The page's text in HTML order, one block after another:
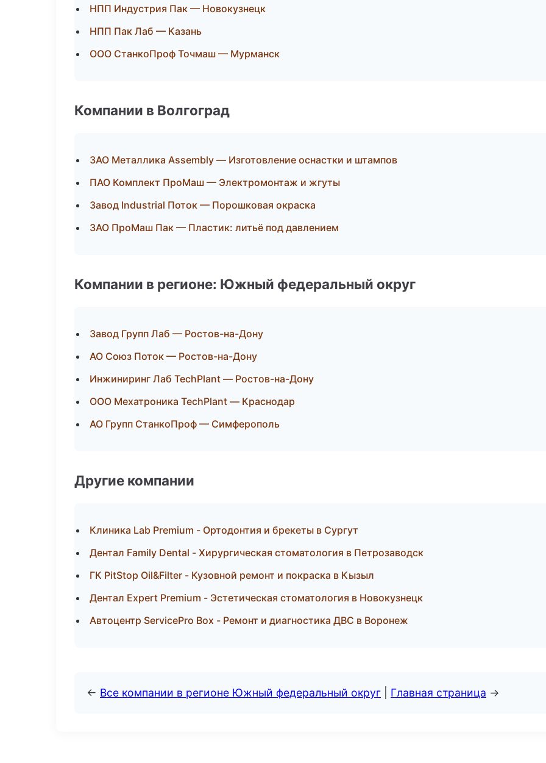
НПП Индустрия Пак — Новокузнецк
НПП Пак Лаб — Казань
ООО СтанкоПроф Точмаш — Мурманск
Компании в Волгоград
ЗАО Металлика Assembly — Изготовление оснастки и штампов
ПАО Комплект ПроМаш — Электромонтаж и жгуты
Завод Industrial Поток — Порошковая окраска
ЗАО ПроМаш Пак — Пластик: литьё под давлением
Компании в регионе: Южный федеральный округ
Завод Групп Лаб — Ростов-на-Дону
АО Союз Поток — Ростов-на-Дону
Инжиниринг Лаб TechPlant — Ростов-на-Дону
ООО Мехатроника TechPlant — Краснодар
АО Групп СтанкоПроф — Симферополь
Другие компании
Клиника Lab Premium - Ортодонтия и брекеты в Сургут
Дентал Family Dental - Хирургическая стоматология в Петрозаводск
ГК PitStop Oil&Filter - Кузовной ремонт и покраска в Кызыл
Дентал Expert Premium - Эстетическая стоматология в Новокузнецк
Автоцентр ServicePro Box - Ремонт и диагностика ДВС в Воронеж
← Все компании в регионе Южный федеральный округ Главная страница →